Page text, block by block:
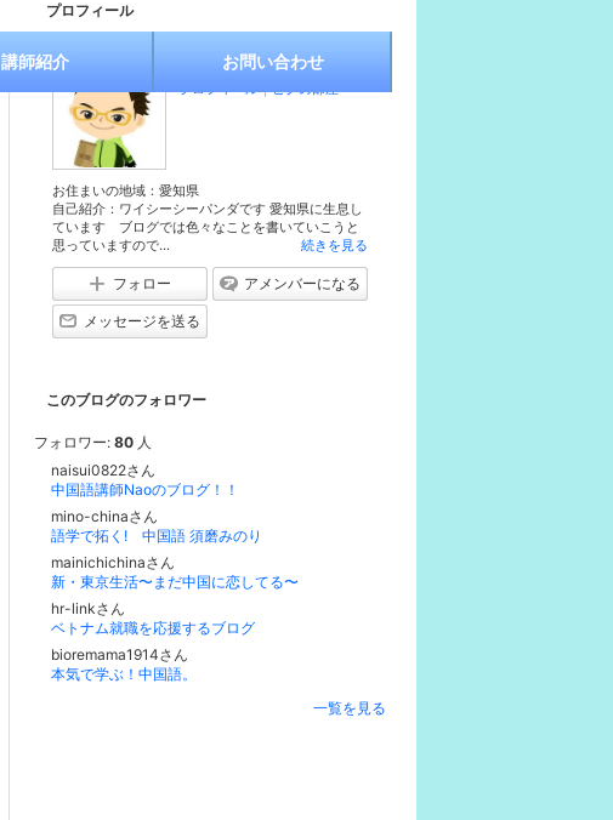
プロフィール
ワイパン
プロフィール｜ピグの部屋
お住まいの地域： 愛知県
自己紹介：ワイシーシーパンダです 愛知県に生息し
ています ブログでは色々なことを書いていこうと
思っていますので...
続きを見る
フォロー アメンバーになる
メッセージを送る
このブログのフォロワー
フォロワー: 80 人
naisui0822さん
中国語講師Naoのブログ！！
mino-chinaさん
語学で拓く! 中国語 須磨みのり
mainichichinaさん
新・東京生活〜まだ中国に恋してる〜
hr-linkさん
ベトナム就職を応援するブログ
bioremama1914さん
本気で学ぶ！中国語。
一覧を見る
講師紹介 お問い合わせ